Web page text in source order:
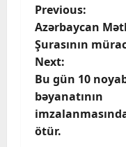
P
o
s
t
n
Previous:
Azərbaycan
Şurasının
Next:
Bu gün 10
bəyanatının
ötür.